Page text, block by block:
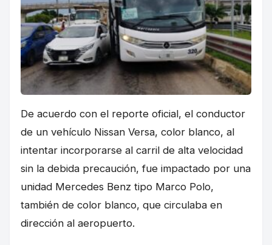
De acuerdo con el reporte oficial, el conductor
de un vehículo Nissan Versa, color blanco, al
intentar incorporarse al carril de alta velocidad
sin la debida precaución, fue impactado por una
unidad Mercedes Benz tipo Marco Polo,
también de color blanco, que circulaba en
dirección al aeropuerto.